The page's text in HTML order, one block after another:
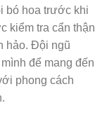
bó hoa trước khi
kiểm tra cẩn thận
hảo. Đội ngũ
để mang đến
phong cách